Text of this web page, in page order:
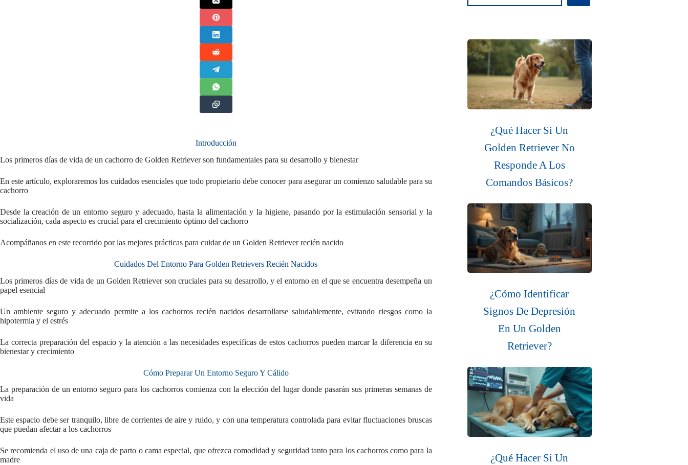
Introducción
Los primeros días de vida de un cachorro de Golden Retriever son fundamentales para su desarrollo y bienestar
En este artículo, exploraremos los cuidados esenciales que todo propietario debe conocer para asegurar un comienzo saludable para su
cachorro
Desde la creación de un entorno seguro y adecuado, hasta la alimentación y la higiene, pasando por la estimulación sensorial y la
socialización, cada aspecto es crucial para el crecimiento óptimo del cachorro
Acompáñanos en este recorrido por las mejores prácticas para cuidar de un Golden Retriever recién nacido
Cuidados Del Entorno Para Golden Retrievers Recién Nacidos
Los primeros días de vida de un Golden Retriever son cruciales para su desarrollo, y el entorno en el que se encuentra desempeña un
papel esencial
Un ambiente seguro y adecuado permite a los cachorros recién nacidos desarrollarse saludablemente, evitando riesgos como la
hipotermia y el estrés
La correcta preparación del espacio y la atención a las necesidades específicas de estos cachorros pueden marcar la diferencia en su
bienestar y crecimiento
Cómo Preparar Un Entorno Seguro Y Cálido
La preparación de un entorno seguro para los cachorros comienza con la elección del lugar donde pasarán sus primeras semanas de
vida
Este espacio debe ser tranquilo, libre de corrientes de aire y ruido, y con una temperatura controlada para evitar fluctuaciones bruscas
que puedan afectar a los cachorros
Se recomienda el uso de una caja de parto o cama especial, que ofrezca comodidad y seguridad tanto para los cachorros como para la
madre
¿Qué Hacer Si Un
Golden Retriever No
Responde A Los
Comandos Básicos?
¿Cómo Identificar
Signos De Depresión
En Un Golden
Retriever?
¿Qué Hacer Si Un